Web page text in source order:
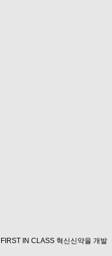
IN CLASS 혁신신약을 개발